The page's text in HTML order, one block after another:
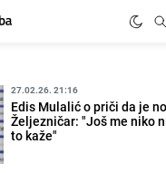
27.02.26. 21:16
Edis Mulalić o priči da je
Željezničar: "Još me niko
to kaže"